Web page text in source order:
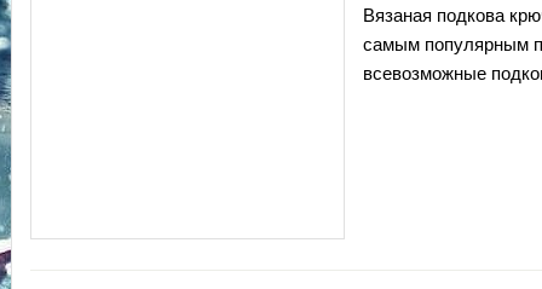
Вязаная подкова
самым популярным
всевозможные